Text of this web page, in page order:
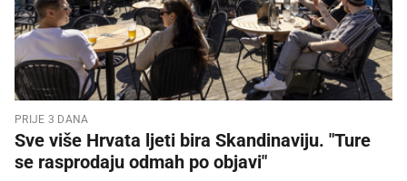
PRIJE 3 DANA
Sve više Hrvata ljeti bira Skandinaviju. "Ture
se rasprodaju odmah po objavi"